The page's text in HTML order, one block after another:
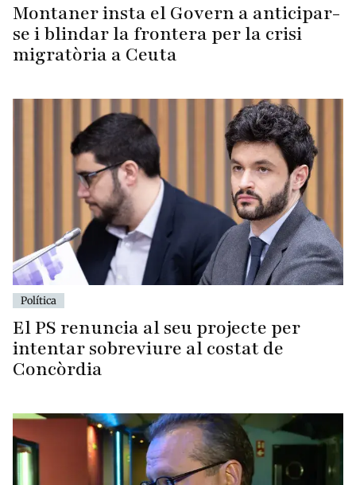
Montaner insta el Govern a anticipar-
se i blindar la frontera per la crisi
migratòria a Ceuta
Política
El PS renuncia al seu projecte per
intentar sobreviure al costat de
Concòrdia